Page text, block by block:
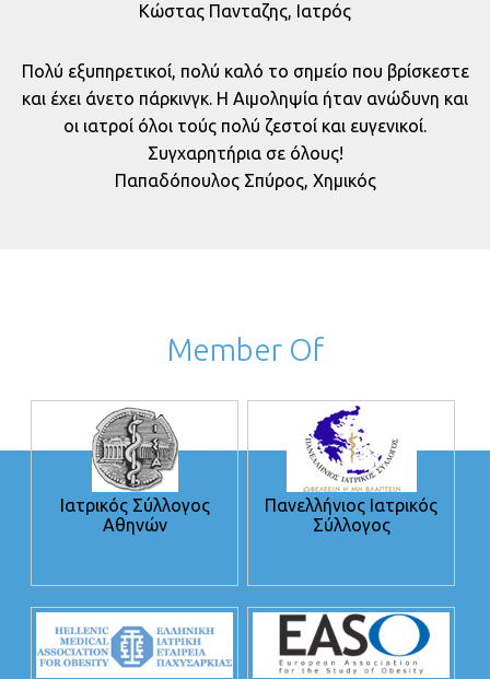
Κώστας Πανταζης, Ιατρός
Πολύ εξυπηρετικοί, πολύ καλό το σημείο που βρίσκεστε
και έχει άνετο πάρκινγκ. Η Αιμοληψία ήταν ανώδυνη και
οι ιατροί όλοι τούς πολύ ζεστοί και ευγενικοί.
Συγχαρητήρια σε όλους!
Παπαδόπουλος Σπύρος, Χημικός
Member Of
Ιατρικός Σύλλογος
Αθηνών
Πανελλήνιος Ιατρικός
Σύλλογος